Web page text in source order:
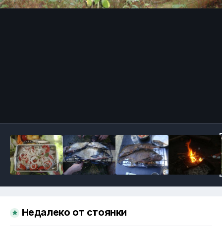
Недалеко от стоянки